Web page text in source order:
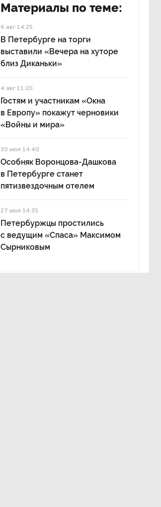
Материалы по теме:
6 авг 14:25
В Петербурге на торги
выставили «Вечера на хуторе
близ Диканьки»
4 авг 11:20
Гостям и участникам «Окна
в Европу» покажут черновики
«Войны и мира»
30 июл 14:40
Особняк Воронцова-Дашкова
в Петербурге станет
пятизвездочным отелем
27 июл 14:35
Петербуржцы простились
с ведущим «Спаса» Максимом
Сырниковым